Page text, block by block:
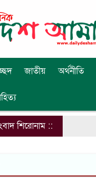
জাতীয় অর্থনীতি
শিরোনাম ::